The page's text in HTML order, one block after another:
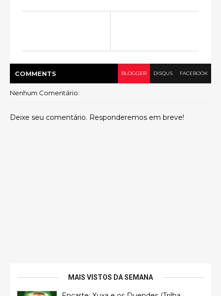
COMMENTS BLOGGER DISQUS FACEBOOK
Nenhum Comentário:
Deixe seu comentário. Responderemos em breve!
MAIS VISTOS DA SEMANA